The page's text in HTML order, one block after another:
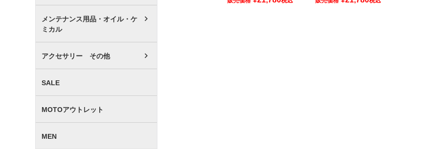
メンテナンス用品・オイル・ケ
ミカル
アクセサリー その他
SALE
MOTOアウトレット
MEN